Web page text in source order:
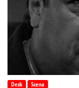
Desk Scena